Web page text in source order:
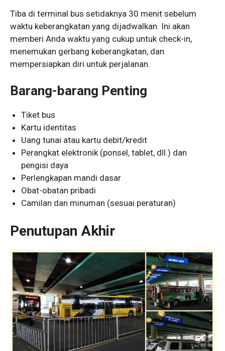
Tiba di terminal bus setidaknya 30 menit sebelum
waktu keberangkatan yang dijadwalkan. Ini akan
memberi Anda waktu yang cukup untuk check-in,
menemukan gerbang keberangkatan, dan
mempersiapkan diri untuk perjalanan.
Barang-barang Penting
Tiket bus
Kartu identitas
Uang tunai atau kartu debit/kredit
Perangkat elektronik (ponsel, tablet, dll.) dan
pengisi daya
Perlengkapan mandi dasar
Obat-obatan pribadi
Camilan dan minuman (sesuai peraturan)
Penutupan Akhir